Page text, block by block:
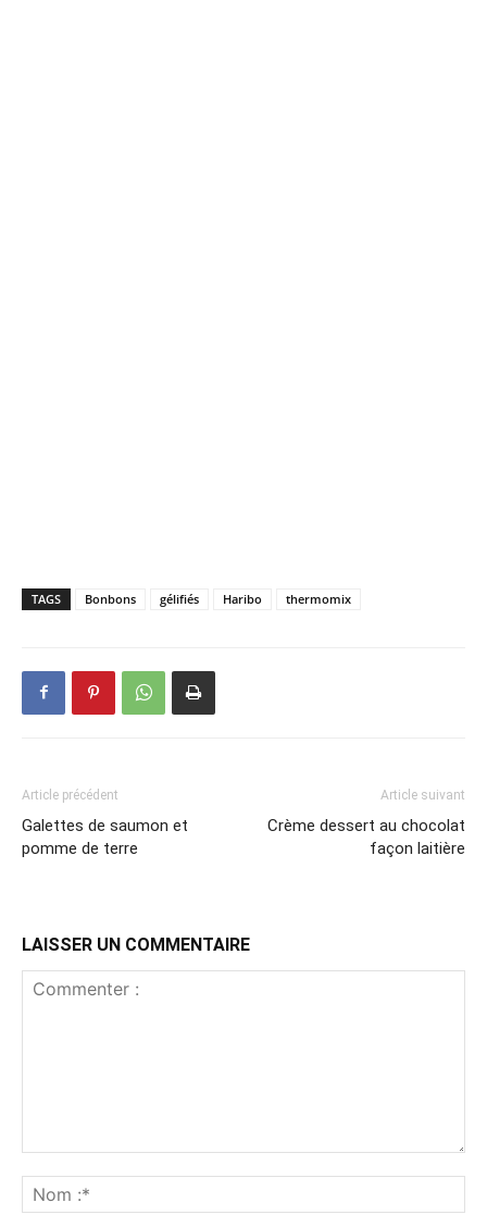
TAGS Bonbons gélifiés Haribo thermomix
Article précédent
Galettes de saumon et
pomme de terre
Article suivant
Crème dessert au chocolat
façon laitière
LAISSER UN COMMENTAIRE